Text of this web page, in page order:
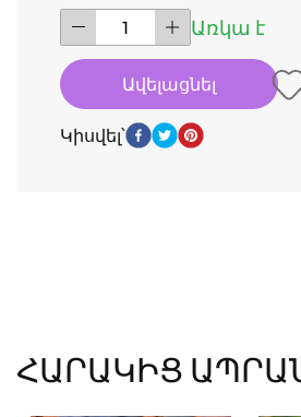
Առկա է
Ավելացնել
Կիսվել՝
ՀԱՐԱԿԻՑ